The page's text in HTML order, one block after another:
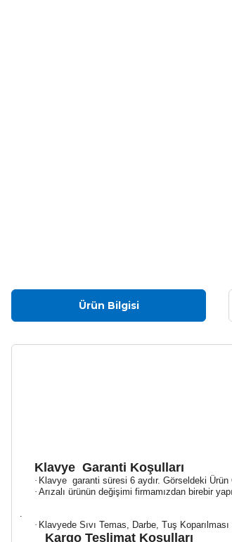
Ürün Bilgisi
Klavye Garanti Koşulları
· Klavye garanti süresi 6 aydır. Görseldeki Ürün
· Arızalı ürünün değişimi firmamızdan birebir
.
· Klavyede Sıvı Temas, Darbe, Tuş
Kargo Teslimat Koşulları